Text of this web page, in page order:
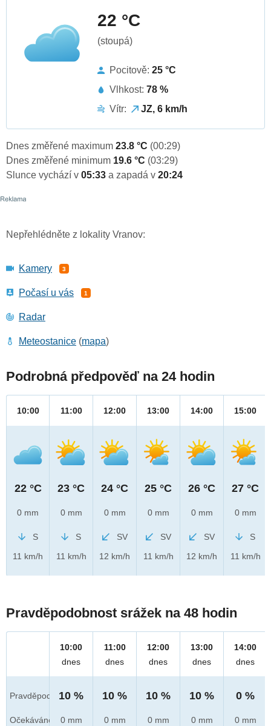
22 °C
(stoupá)
Pocitově: 25 °C
Vlhkost: 78 %
Vítr:
JZ, 6 km/h
Dnes změřené maximum 23.8 °C (00:29)
Dnes změřené minimum 19.6 °C (03:29)
Slunce vychází v 05:33 a zapadá v 20:24
Nepřehlédněte z lokality Vranov:
Kamery 3
Počasí u vás 1
Radar
Meteostanice (mapa)
Podrobná předpověď na 24 hodin
10:00
22 °C
0 mm
S
11 km/h
11:00
23 °C
0 mm
S
11 km/h
12:00
24 °C
0 mm
SV
12 km/h
13:00
25 °C
0 mm
SV
11 km/h
14:00
26 °C
0 mm
SV
12 km/h
15:00
27 °C
0 mm
S
11 km/h
Pravděpodobnost srážek na 48 hodin
Pravděpod.
Očekáváno
10:00
dnes
10 %
0 mm
11:00
dnes
10 %
0 mm
12:00
dnes
10 %
0 mm
13:00
dnes
10 %
0 mm
14:00
dnes
0 %
0 mm